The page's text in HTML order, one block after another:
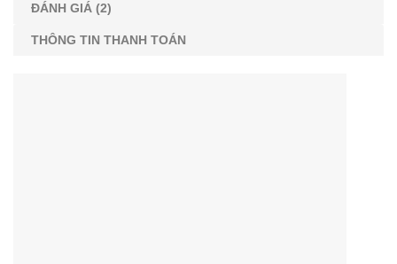
ĐÁNH GIÁ (2)
THÔNG TIN THANH TOÁN